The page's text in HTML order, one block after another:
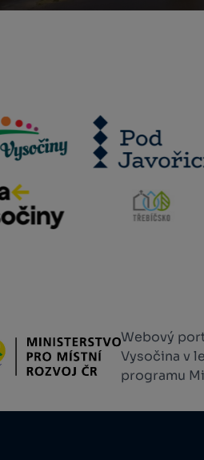
Webový
Vysočina v
programu